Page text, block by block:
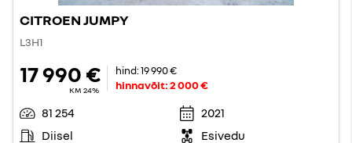
CITROEN JUMPY
L3H1
17 990 €
KM 24%
hind:19 990 €
hinnavõit:2 000 €
81 254
2021
Diisel
Esivedu